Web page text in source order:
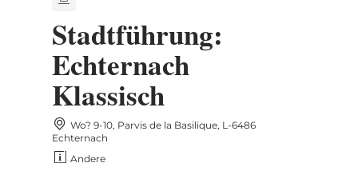
Stadtführung:
Echternach
Klassisch
Wo? 9-10, Parvis de la Basilique, L-6486
Echternach
Andere